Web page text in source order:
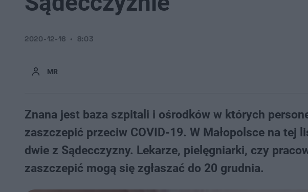
MR
2020-12-16 8:03
Znana jest baza szpitali i ośrodków w których
zaszczepić przeciw COVID-19. W Małopolsce na tej
dwie z Sądecczyzny. Lekarze, pielęgniarki, czy
zaszczepić mogą się zgłaszać do 20 grudnia.